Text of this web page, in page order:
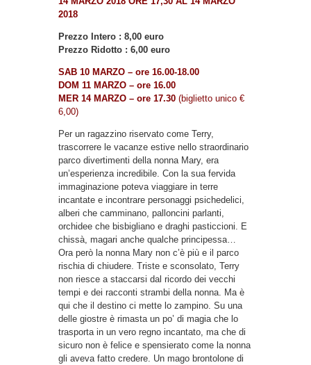
2018
Prezzo Intero : 8,00 euro
Prezzo Ridotto : 6,00 euro
SAB 10 MARZO – ore 16.00-18.00
DOM 11 MARZO – ore 16.00
MER 14 MARZO – ore 17.30 (biglietto unico €
6,00)
Per un ragazzino riservato come Terry,
trascorrere le vacanze estive nello straordinario
parco divertimenti della nonna Mary, era
un’esperienza incredibile. Con la sua fervida
immaginazione poteva viaggiare in terre
incantate e incontrare personaggi psichedelici,
alberi che camminano, palloncini parlanti,
orchidee che bisbigliano e draghi pasticcioni. E
chissà, magari anche qualche principessa…
Ora però la nonna Mary non c’è più e il parco
rischia di chiudere. Triste e sconsolato, Terry
non riesce a staccarsi dal ricordo dei vecchi
tempi e dei racconti strambi della nonna. Ma è
qui che il destino ci mette lo zampino. Su una
delle giostre è rimasta un po’ di magia che lo
trasporta in un vero regno incantato, ma che di
sicuro non è felice e spensierato come la nonna
gli aveva fatto credere. Un mago brontolone di